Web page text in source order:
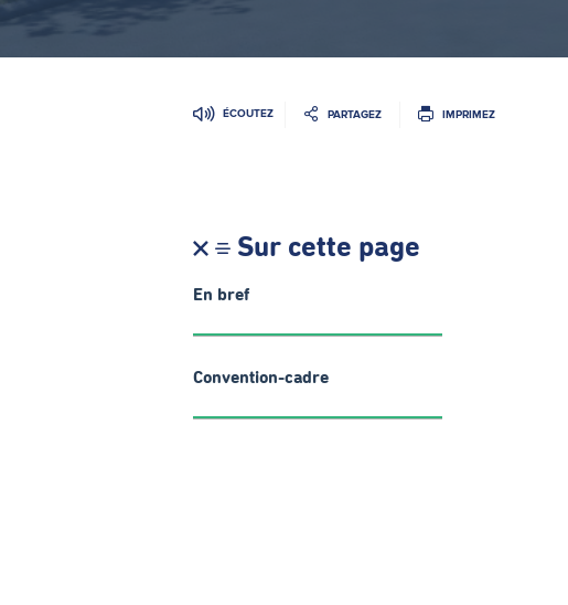
ÉCOUTEZ PARTAGEZ IMPRIMEZ
Sur cette page
En bref
Convention-cadre